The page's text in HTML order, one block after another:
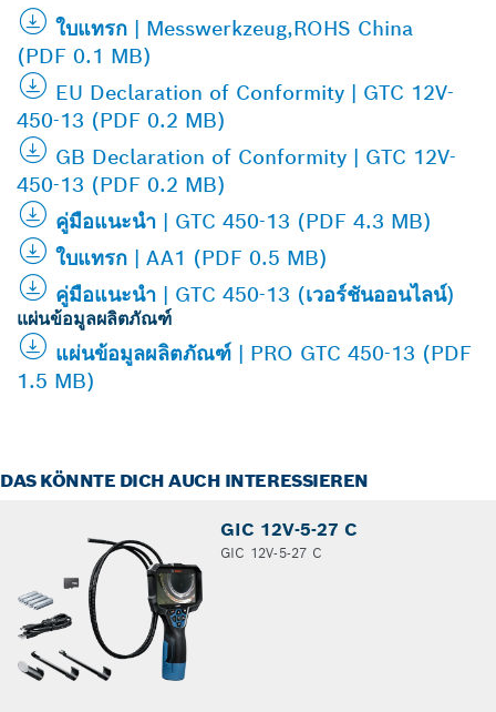
ใบแทรก | Messwerkzeug,ROHS China
(PDF 0.1 MB)
EU Declaration of Conformity | GTC 12V-
450-13 (PDF 0.2 MB)
GB Declaration of Conformity | GTC 12V-
450-13 (PDF 0.2 MB)
คู่มือแนะนำ | GTC 450-13 (PDF 4.3 MB)
ใบแทรก | AA1 (PDF 0.5 MB)
คู่มือแนะนำ | GTC 450-13 (เวอร์ชันออนไลน์)
แผ่นข้อมูลผลิตภัณฑ์
แผ่นข้อมูลผลิตภัณฑ์ | PRO GTC 450-13 (PDF
1.5 MB)
DAS KÖNNTE DICH AUCH INTERESSIEREN
GIC 12V-5-27 C
GIC 12V-5-27 C